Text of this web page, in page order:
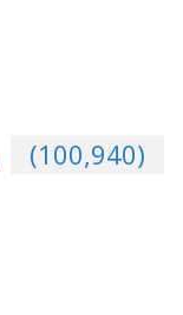
(100,940)